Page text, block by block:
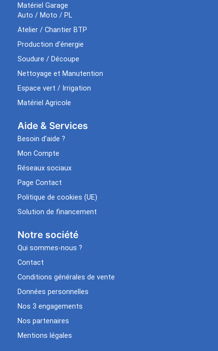
Matériel Garage
Auto / Moto / PL
Atelier / Chantier BTP
Production d’énergie
Soudure / Découpe
Nettoyage et Manutention
Espace vert / Irrigation
Matériel Agricole
Aide & Services​
Besoin d’aide ?
Mon Compte
Réseaux sociaux
Page Contact
Politique de cookies (UE)
Solution de financement
Notre société
Qui sommes-nous ?
Contact
Conditions générales de vente
Données personnelles
Nos 3 engagements
Nos partenaires
Mentions légales